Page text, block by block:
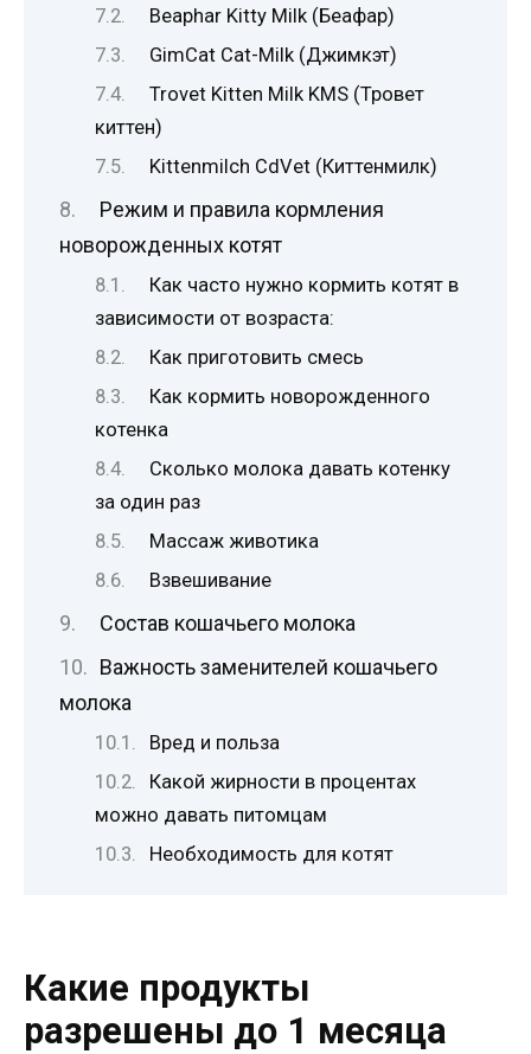
Beaphar Kitty Milk (Беафар)
GimCat Cat-Milk (Джимкэт)
Trovet Kitten Milk KMS (Тровет
киттен)
Kittenmilch CdVet (Киттенмилк)
Режим и правила кормления
новорожденных котят
Как часто нужно кормить котят в
зависимости от возраста:
Как приготовить смесь
Как кормить новорожденного
котенка
Сколько молока давать котенку
за один раз
Массаж животика
Взвешивание
Состав кошачьего молока
Важность заменителей кошачьего
молока
Вред и польза
Какой жирности в процентах
можно давать питомцам
Необходимость для котят
Какие продукты
разрешены до 1 месяца